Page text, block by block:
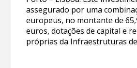
assegurado por uma
europeus, no montante de
euros, dotações de capital e
próprias da Infraestruturas